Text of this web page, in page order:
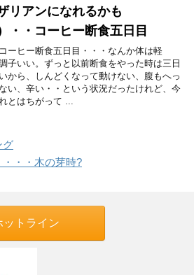
リアンになれるかも
・・コーヒー断食五日目
ーヒー断食五日目・・・なんか体は軽
子いい。ずっと以前断食をやった時は三日
から、しんどくなって動けない、腹もへっ
い、辛い・・という状況だったけれど、今
とはちがって ...
グ
・・木の芽時?
トライン